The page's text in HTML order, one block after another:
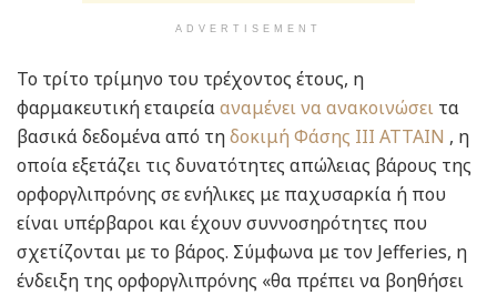
ADVERTISEMENT
Το τρίτο τρίμηνο του τρέχοντος έτους, η
φαρμακευτική εταιρείααναμένει να ανακοινώσει τα
βασικά δεδομένα από τηδοκιμή Φάσης III ATTAIN , η
οποία εξετάζει τις δυνατότητες απώλειας βάρους της
ορφοργλιπρόνης σε ενήλικες με παχυσαρκία ή που
είναι υπέρβαροι και έχουν συννοσηρότητες που
σχετίζονται με το βάρος. Σύμφωνα με τον Jefferies, η
ένδειξη της ορφοργλιπρόνης «θα πρέπει να βοηθήσει